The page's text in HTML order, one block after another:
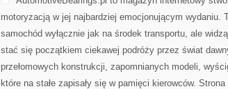
motoryzacją w jej najbardziej emocjonującym wydaniu.
samochód wyłącznie jak na środek transportu, ale
stać się początkiem ciekawej podróży przez świat
przełomowych konstrukcji, zapomnianych modeli,
które na stałe zapisały się w pamięci kierowców.